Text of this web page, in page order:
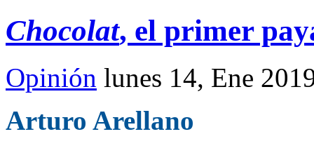
Chocolat, el primer
Opinión lunes 14, Ene
Arturo Arellano